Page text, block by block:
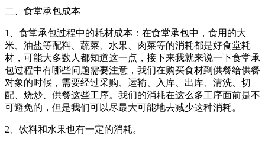
二、食堂承包成本
1、食堂承包过程中的耗材成本：在食堂承包中，食用的大
米、油盐等配料、蔬菜、水果、肉菜等的消耗都是好食堂耗
材，可能大多数人都知道这一点，接下来我就来说一下食堂承
包过程中有哪些问题需要注意，我们在购买食材到供餐给供餐
对象的时候，需要经过采购、运输、入库、出库、清洗、切
配、烧炒、供餐这些工序。我们的消耗在这么多工序面前是不
可避免的，但是我们可以尽最大可能地去减少这种消耗。
2、饮料和水果也有一定的消耗。